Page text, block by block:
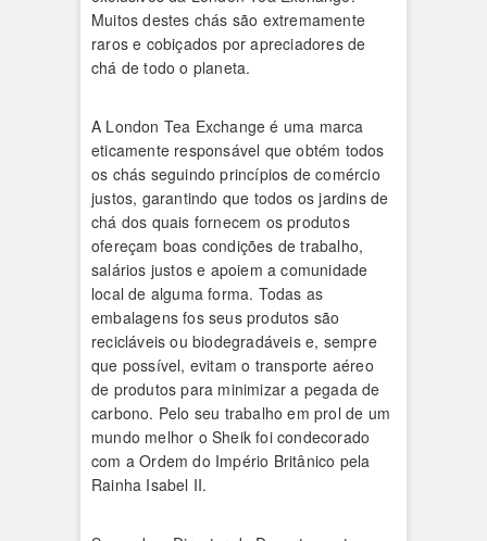
Muitos destes chás são extremamente
raros e cobiçados por apreciadores de
chá de todo o planeta.
A London Tea Exchange é uma marca
eticamente responsável que obtém todos
os chás seguindo princípios de comércio
justos, garantindo que todos os jardins de
chá dos quais fornecem os produtos
ofereçam boas condições de trabalho,
salários justos e apoiem a comunidade
local de alguma forma. Todas as
embalagens fos seus produtos são
recicláveis ​​ou biodegradáveis ​​e, sempre
que possível, evitam o transporte aéreo
de produtos para minimizar a pegada de
carbono. Pelo seu trabalho em prol de um
mundo melhor o Sheik foi condecorado
com a Ordem do Império Britânico pela
Rainha Isabel II.